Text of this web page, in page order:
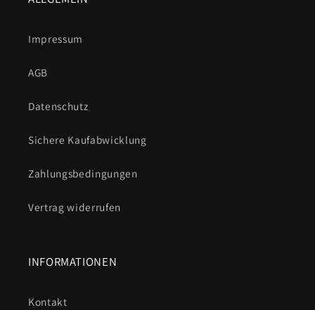
Impressum
AGB
Datenschutz
Sichere Kaufabwicklung
Zahlungsbedingungen
Vertrag widerrufen
INFORMATIONEN
Kontakt